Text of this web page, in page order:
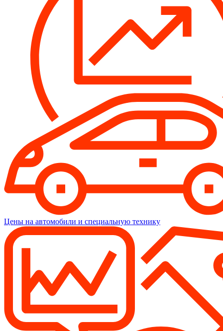
Цены на автомобили и специальную технику